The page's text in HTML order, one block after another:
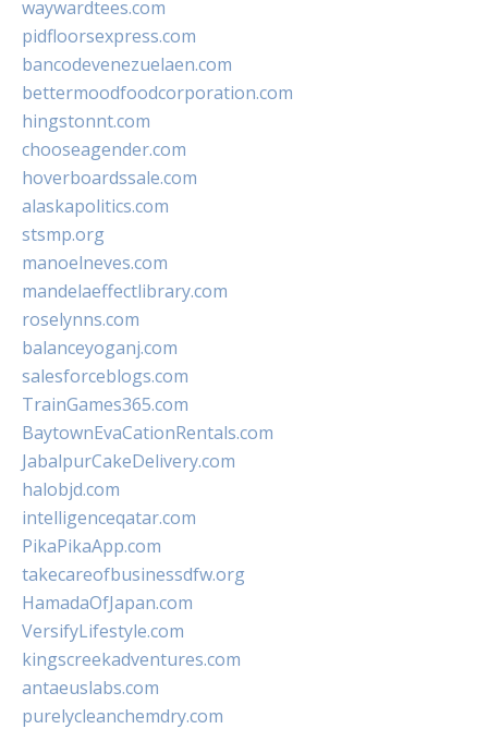
waywardtees.com
pidfloorsexpress.com
bancodevenezuelaen.com
bettermoodfoodcorporation.com
hingstonnt.com
chooseagender.com
hoverboardssale.com
alaskapolitics.com
stsmp.org
manoelneves.com
mandelaeffectlibrary.com
roselynns.com
balanceyoganj.com
salesforceblogs.com
TrainGames365.com
BaytownEvaCationRentals.com
JabalpurCakeDelivery.com
halobjd.com
intelligenceqatar.com
PikaPikaApp.com
takecareofbusinessdfw.org
HamadaOfJapan.com
VersifyLifestyle.com
kingscreekadventures.com
antaeuslabs.com
purelycleanchemdry.com